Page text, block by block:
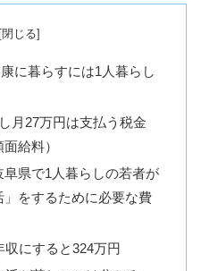
に暮らすには1人暮らし
月27万円は支払う税金
給料）
県で1人暮らしの若者が
」をするために必要な費
収にすると324万円